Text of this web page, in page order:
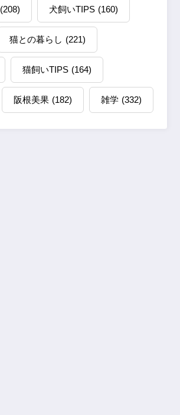
(208) 犬飼いTIPS (160)
猫との暮らし (221)
猫飼いTIPS (164)
阪根美果 (182) 雑学 (332)